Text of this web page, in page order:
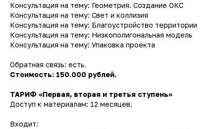
Консультация на тему: Геометрия. Создание ОКС
Консультация на тему: Свет и коллизия
Консультация на тему: Благоустройство территории
Консультация на тему: Низкополигональная модель
Консультация на тему: Упаковка проекта
Обратная связь: есть.
Стоимость: 150.000 рублей.
ТАРИФ «Первая, вторая и третья ступень»
Доступ к материалам: 12 месяцев.
Входит: